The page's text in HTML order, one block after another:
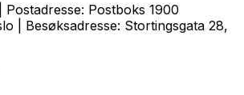
| Postadresse: Postboks 1900
| Besøksadresse: Stortingsgata 28,